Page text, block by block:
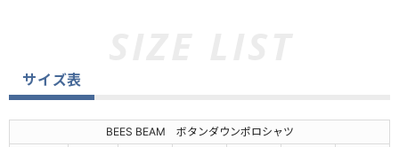
サイズ表
BEES BEAM ボタンダウンポロシャツ